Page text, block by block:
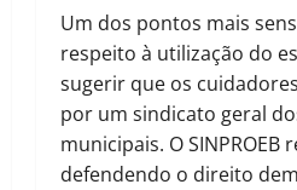
Um dos pontos mais
respeito à utilização do
sugerir que os
por um sindicato geral
municipais. O
defendendo o direito